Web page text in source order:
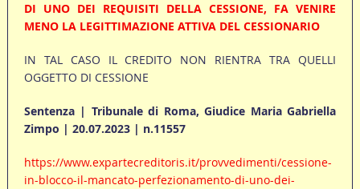
DI UNO DEI REQUISITI DELLA CESSIONE, FA VENIRE
MENO LA LEGITTIMAZIONE ATTIVA DEL CESSIONARIO
IN TAL CASO IL CREDITO NON RIENTRA TRA QUELLI
OGGETTO DI CESSIONE
Sentenza | Tribunale di Roma, Giudice Maria Gabriella
Zimpo | 20.07.2023 | n.11557
https://www.expartecreditoris.it/provvedimenti/cessione-
in-blocco-il-mancato-perfezionamento-di-uno-dei-